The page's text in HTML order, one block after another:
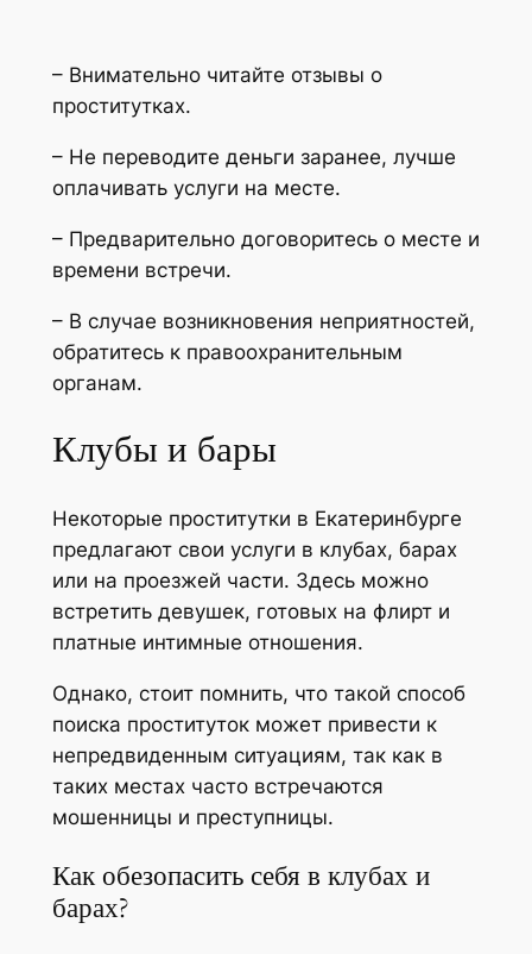
– Внимательно читайте отзывы о
проститутках.
– Не переводите деньги заранее, лучше
оплачивать услуги на месте.
– Предварительно договоритесь о месте и
времени встречи.
– В случае возникновения неприятностей,
обратитесь к правоохранительным
органам.
Клубы и бары
Некоторые проститутки в Екатеринбурге
предлагают свои услуги в клубах, барах
или на проезжей части. Здесь можно
встретить девушек, готовых на флирт и
платные интимные отношения.
Однако, стоит помнить, что такой способ
поиска проституток может привести к
непредвиденным ситуациям, так как в
таких местах часто встречаются
мошенницы и преступницы.
Как обезопасить себя в клубах и
барах?